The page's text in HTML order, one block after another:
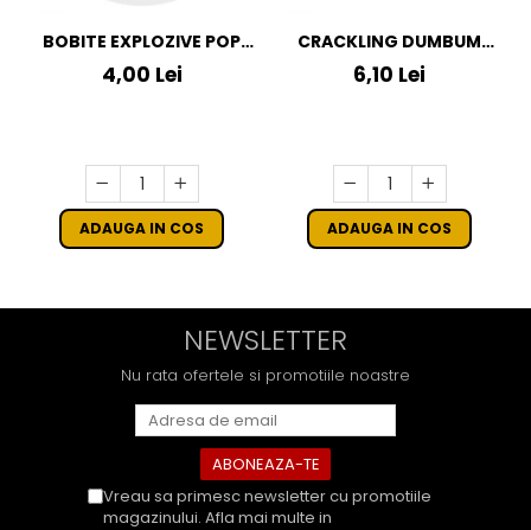
BOBITE EXPLOZIVE POP
POP
4,00 Lei
ADAUGA IN COS
CRACKLING DUMBUM
KLASEK FOR KIDS
6,10 Lei
ADAUGA IN COS
NEWSLETTER
Nu rata ofertele si promotiile noastre
Vreau sa primesc newsletter cu promotiile
magazinului. Afla mai multe in